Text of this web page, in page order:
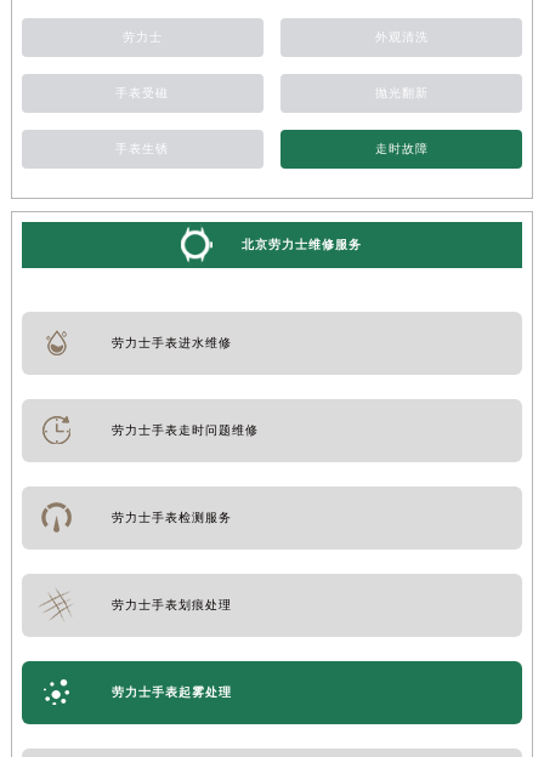
劳力士 外观清洗
手表受磁 抛光翻新
手表生锈 走时故障
北京劳力士维修服务
劳力士手表进水维修
劳力士手表走时问题维修
劳力士手表检测服务
劳力士手表划痕处理
劳力士手表起雾处理